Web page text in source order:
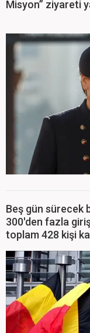
Misyon” ziyareti
Beş gün sürecek
300'den fazla
toplam 428 kişi